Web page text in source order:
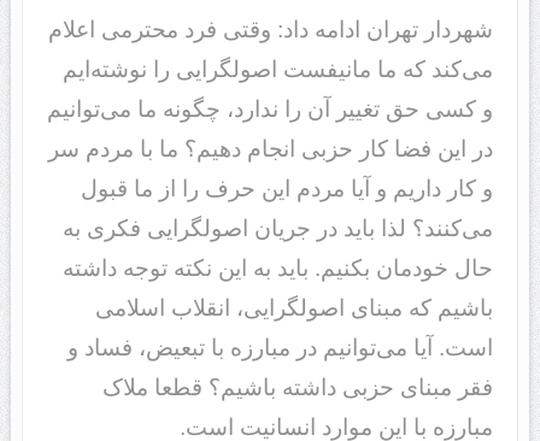
شهردار تهران ادامه داد: وقتی فرد محترمی اعلام
می‌کند که ما مانیفست اصولگرایی را نوشته‌ایم
و کسی حق تغییر آن را ندارد، چگونه ما می‌توانیم
در این فضا کار حزبی انجام دهیم؟ ما با مردم سر
و کار داریم و آیا مردم این حرف را از ما قبول
می‌کنند؟ لذا باید در جریان اصولگرایی فکری به
حال خودمان بکنیم. باید به این نکته توجه داشته
باشیم که مبنای اصولگرایی، انقلاب اسلامی
است. آیا می‌توانیم در مبارزه با تبعیض، فساد و
فقر مبنای حزبی داشته باشیم؟ قطعا ملاک
مبارزه با این موارد انسانیت است.